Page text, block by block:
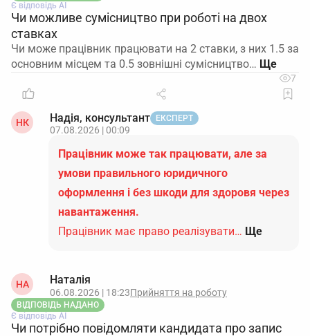
Є відповідь АІ
Чи можливе сумісництво при роботі на двох
ставках
Чи може працівник працювати на 2 ставки, з них 1.5 за
основним місцем та 0.5 зовнішні сумісництво…
7
НК Надія, консультант ЕКСПЕРТ
07.08.2026 | 00:09
Працівник може так працювати, але за
умови правильного юридичного
оформлення і без шкоди для здоровя через
навантаження.
Працівник має право реалізувати… Ще
НА Наталія
06.08.2026 | 18:23Прийняття на роботу
ВІДПОВІДЬ НАДАНО
Є відповідь АІ
Чи потрібно повідомляти кандидата про запис